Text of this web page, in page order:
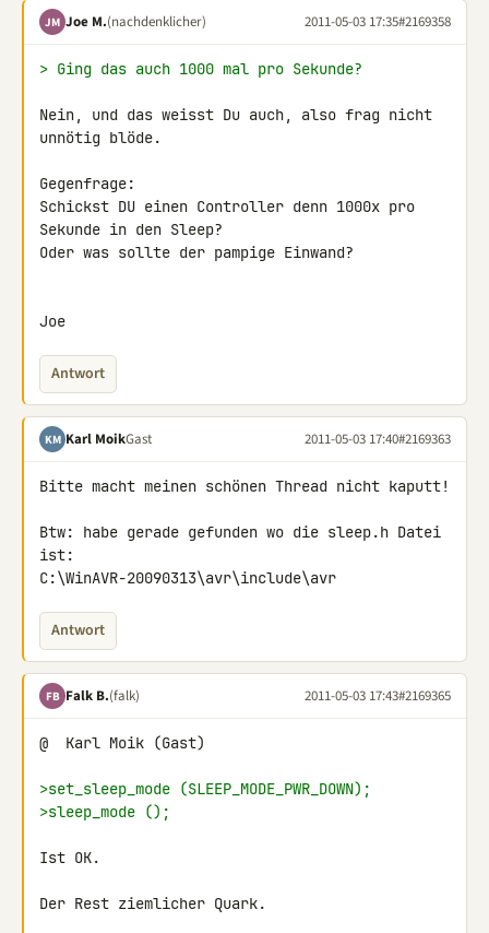
JM Joe M.(nachdenklicher) 2011-05-03 17:35#2169358
> Ging das auch 1000 mal pro Sekunde?
Nein, und das weisst Du auch, also frag nicht
unnötig blöde.
Gegenfrage:
Schickst DU einen Controller denn 1000x pro
Sekunde in den Sleep?
Oder was sollte der pampige Einwand?
Joe
Antwort
KM Karl MoikGast 2011-05-03 17:40#2169363
Bitte macht meinen schönen Thread nicht kaputt!
Btw: habe gerade gefunden wo die sleep.h Datei
ist:
C:\WinAVR-20090313\avr\include\avr
Antwort
FB Falk B.(falk) 2011-05-03 17:43#2169365
@  Karl Moik (Gast)
>set_sleep_mode (SLEEP_MODE_PWR_DOWN);
>sleep_mode ();
Ist OK.
Der Rest ziemlicher Quark.